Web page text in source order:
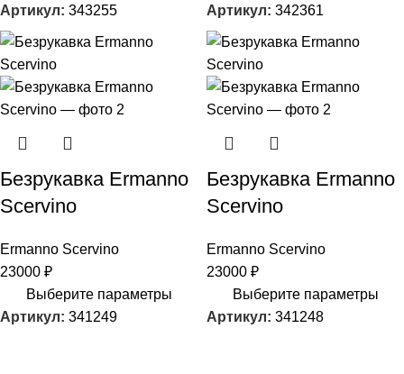
Артикул: 343255
Артикул: 342361
Безрукавка Ermanno
Scervino
Ermanno Scervino
23000 ₽
Выберите параметры
Артикул: 341249
Безрукавка Ermanno
Scervino
Ermanno Scervino
23000 ₽
Выберите параметры
Артикул: 341248